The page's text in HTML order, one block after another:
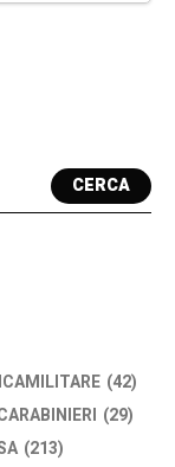
CERCA
(42)
(29)
(213)